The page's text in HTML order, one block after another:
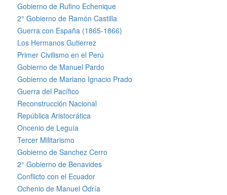
Gobierno de Rufino Echenique
2° Gobierno de Ramón Castilla
Guerra con España (1865-1866)
Los Hermanos Gutierrez
Primer Civilismo en el Perú
Gobierno de Manuel Pardo
Gobierno de Mariano Ignacio Prado
Guerra del Pacífico
Reconstrucción Nacional
República Aristocrática
Oncenio de Leguía
Tercer Militarismo
Gobierno de Sanchez Cerro
2° Gobierno de Benavides
Conflicto con el Ecuador
Ochenio de Manuel Odría